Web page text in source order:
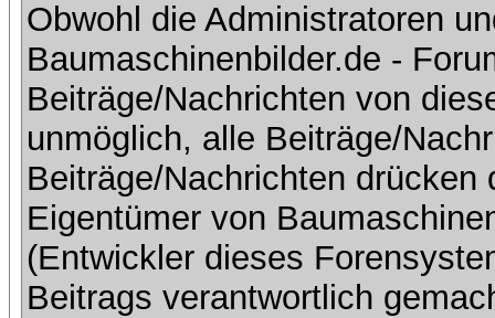
Obwohl die Administratoren
Baumaschinenbilder.de -
Beiträge/Nachrichten von
unmöglich, alle Beiträge/
Beiträge/Nachrichten
Eigentümer von
(Entwickler dieses
Beitrags verantwortlich